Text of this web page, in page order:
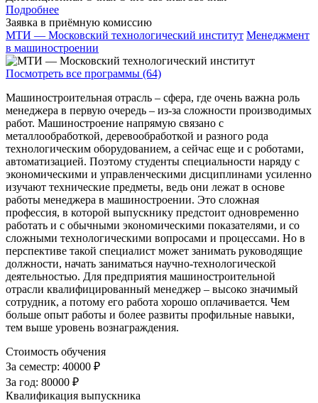
Подробнее
Заявка в приёмную комиссию
МТИ — Московский технологический институт Менеджмент
в машиностроении
Посмотреть все программы (64)
Машиностроительная отрасль – сфера, где очень важна роль
менеджера в первую очередь – из-за сложности производимых
работ. Машиностроение напрямую связано с
металлообработкой, деревообработкой и разного рода
технологическим оборудованием, а сейчас еще и с роботами,
автоматизацией. Поэтому студенты специальности наряду с
экономическими и управленческими дисциплинами усиленно
изучают технические предметы, ведь они лежат в основе
работы менеджера в машиностроении. Это сложная
профессия, в которой выпускнику предстоит одновременно
работать и с обычными экономическими показателями, и со
сложными технологическими вопросами и процессами. Но в
перспективе такой специалист может занимать руководящие
должности, начать заниматься научно-технологической
деятельностью. Для предприятия машиностроительной
отрасли квалифицированный менеджер – высоко значимый
сотрудник, а потому его работа хорошо оплачивается. Чем
больше опыт работы и более развиты профильные навыки,
тем выше уровень вознаграждения.
Стоимость обучения
За семестр: 40000 ₽
За год: 80000 ₽
Квалификация выпускника